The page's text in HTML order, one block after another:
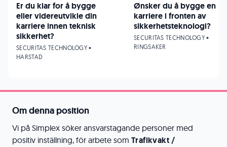
Om denna position
Vi på Simplex söker ansvarstagande personer med
positiv inställning, för arbete som Trafikvakt /
Er du klar for å bygge
eller videreutvikle din
karriere innen teknisk
sikkerhet?
SECURITAS TECHNOLOGY •
HARSTAD
Ønsker du å bygge en
karriere i fronten av
sikkerhetsteknologi?
SECURITAS TECHNOLOGY •
RINGSAKER